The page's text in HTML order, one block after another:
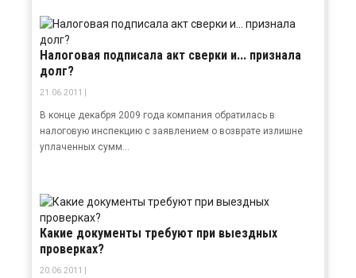
Налоговая подписала акт сверки и... признала
долг?
21.06.2011 |
В конце декабря 2009 года компания обратилась в
налоговую инспекцию с заявлением о возврате излишне
уплаченных сумм...
Какие документы требуют при выездных
проверках?
20.06.2011 |